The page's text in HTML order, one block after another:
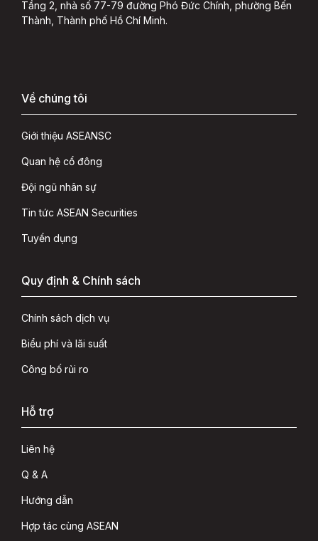
Tầng 2, nhà số 77-79 đường Phó Đức Chính, phường Bến
Thành, Thành phố Hồ Chí Minh.
Về chúng tôi
Giới thiệu ASEANSC
Quan hệ cổ đông
Đội ngũ nhân sự
Tin tức ASEAN Securities
Tuyển dụng
Quy định & Chính sách
Chính sách dịch vụ
Biểu phí và lãi suất
Công bố rủi ro
Hỗ trợ
Liên hệ
Q & A
Hướng dẫn
Hợp tác cùng ASEAN